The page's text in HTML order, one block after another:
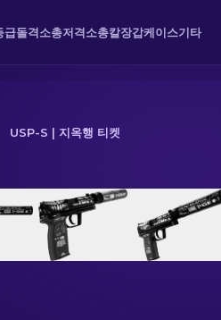
급돌격소총저격소총칼장갑케이스기타
USP-S | 지옥행 티켓
S | 지옥행 티켓